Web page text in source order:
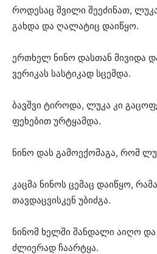
როდესაც შვილი შეეძინათ,
გახდა და ღალატიც დაიწყო.
ერთხელ ნინო დასთან მივიდა
ვერიკას სასტიკად სცემდა.
ბავშვი ტიროდა, ლუკა კი
ფეხებით ურტყამდა.
ნინო დას გამოექომაგა, რომ
კაცმა ნინოს ცემაც დაიწყო,
თავდაცვისკენ უბიძგა.
ნინომ ხელში შანდალი აიღო
ძლიერად ჩაარტყა.